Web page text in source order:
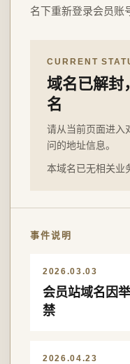
名下重新登录会员账
CURRENT
域名已解封
名
请从当前页面进入
问的地址信息。
本域名已无相关业
事件说明
2026.03.03
会员站域名因
禁
2026.04.23